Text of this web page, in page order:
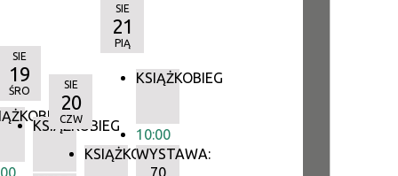
SIE
19
ŚRO
KSIĄŻKOBIEG
SIE
20
CZW
KSIĄŻKOBIEG
SIE
21
PIĄ
KSIĄŻKOBIEG
10:00
WYSTAWA:
70